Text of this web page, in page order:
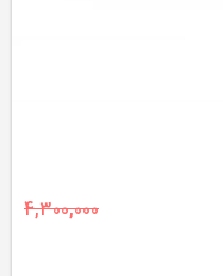
4,300,000